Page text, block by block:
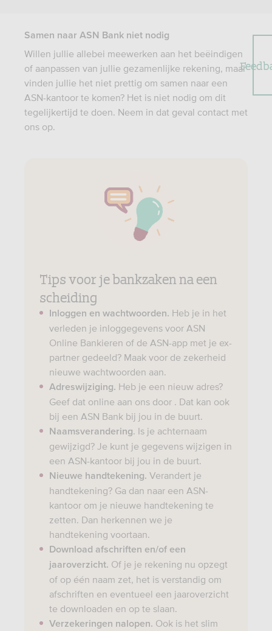
Samen naar ASN Bank niet nodig
Willen jullie allebei meewerken aan het beëindigen
of aanpassen van jullie gezamenlijke rekening, maar
vinden jullie het niet prettig om samen naar een
ASN-kantoor te komen? Het is niet nodig om dit
tegelijkertijd te doen. Neem in dat geval contact met
ons op.
Tips voor je bankzaken na een
scheiding
Inloggen en wachtwoorden. Heb je in het
verleden je inloggegevens voor ASN
Online Bankieren of de ASN-app met je ex-
partner gedeeld? Maak voor de zekerheid
nieuwe wachtwoorden aan.
Adreswijziging. Heb je een nieuw adres?
Geef dat online aan ons door . Dat kan ook
bij een ASN Bank bij jou in de buurt.
Naamsverandering. Is je achternaam
gewijzigd? Je kunt je gegevens wijzigen in
een ASN-kantoor bij jou in de buurt.
Nieuwe handtekening. Verandert je
handtekening? Ga dan naar een ASN-
kantoor om je nieuwe handtekening te
zetten. Dan herkennen we je
handtekening voortaan.
Download afschriften en/of een
jaaroverzicht. Of je je rekening nu opzegt
of op één naam zet, het is verstandig om
afschriften en eventueel een jaaroverzicht
te downloaden en op te slaan.
Verzekeringen nalopen. Ook is het slim